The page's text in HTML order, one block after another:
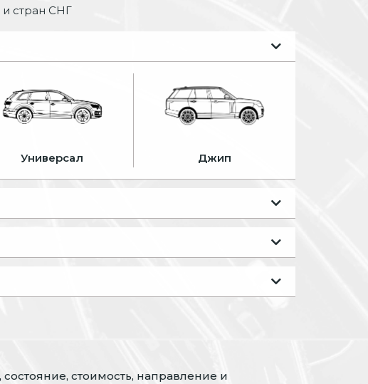
стран СНГ
Универсал Джип
стоимость, направление и